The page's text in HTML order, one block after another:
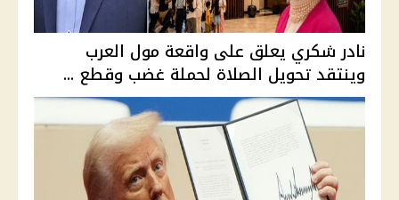
نادر شكري يعلق على واقعة مول العرب
وينتقد تحويل الصلاة لحملة غضب وقطع ...